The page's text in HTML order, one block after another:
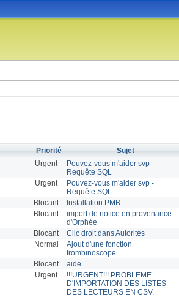
Priorité Sujet
Urgent
Pouvez-vous m'aider svp -
Requête SQL
Urgent
Pouvez-vous m'aider svp -
Requête SQL
Blocant Installation PMB
Blocant
import de notice en provenance
d'Orphée
Blocant Clic droit dans Autorités
Normal
Ajout d'une fonction
trombinoscope
Blocant aide
Urgent
!!!URGENT!!! PROBLEME
D'IMPORTATION DES LISTES
DES LECTEURS EN CSV.